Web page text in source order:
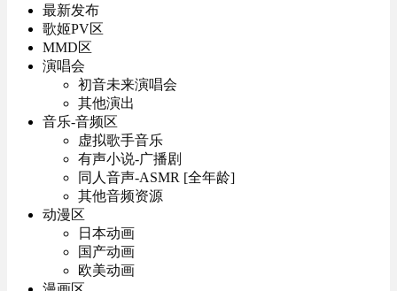
最新发布
歌姬PV区
MMD区
演唱会
初音未来演唱会
其他演出
音乐-音频区
虚拟歌手音乐
有声小说-广播剧
同人音声-ASMR [全年龄]
其他音频资源
动漫区
日本动画
国产动画
欧美动画